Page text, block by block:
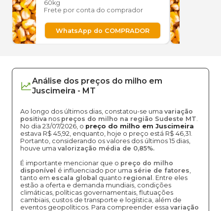
60kg
Frete por conta do comprador
WhatsApp do COMPRADOR
Análise dos preços do milho em
Juscimeira - MT
Ao longo dos últimos dias, constatou-se uma variação
positiva nos preços do milho na região Sudeste MT.
No dia 23/07/2026, o preço do milho em Juscimeira
estava R$ 45,92, enquanto, hoje o preço está R$ 46,31.
Portanto, considerando os valores dos últimos 15 dias,
houve uma valorização média de 0,85%.
É importante mencionar que o preço do milho
disponível é influenciado por uma série de fatores,
tanto em escala global quanto regional . Entre eles
estão a oferta e demanda mundiais, condições
climáticas, políticas governamentais, flutuações
cambiais, custos de transporte e logística, além de
eventos geopolíticos. Para compreender essa variação